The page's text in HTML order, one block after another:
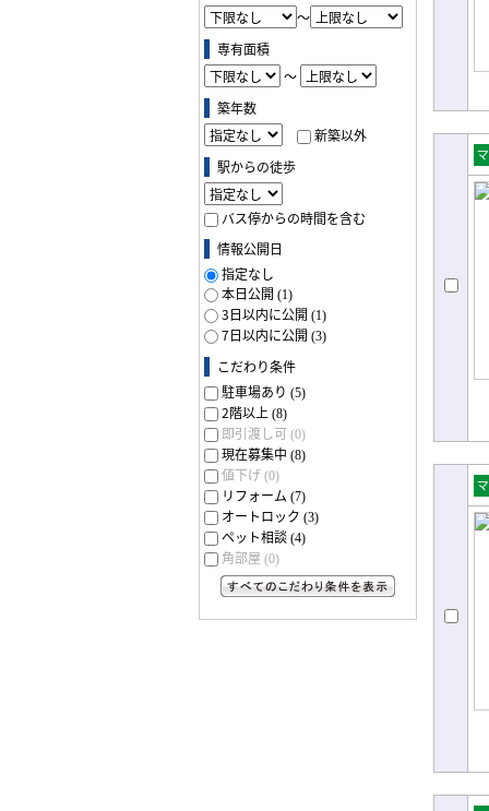
～
専有面積
～
築年数
新築以外
駅からの徒歩
バス停からの時間を含む
情報公開日
指定なし
本日公開 (1)
3日以内に公開 (1)
7日以内に公開 (3)
こだわり条件
駐車場あり (5)
2階以上 (8)
即引渡し可 (0)
現在募集中 (8)
値下げ (0)
リフォーム (7)
オートロック (3)
ペット相談 (4)
角部屋 (0)